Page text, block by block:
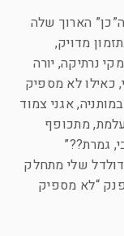
הארוך שלה
מדויק,
נרתיקה, יורה
כאילו לא מספיק
אגני צמוד
מתכופף
גמרת??”
שלי מתחלק
“לא מספיק